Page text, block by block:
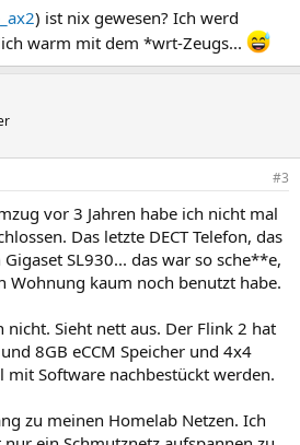
) ist nix gewesen? Ich werd
warm mit dem *wrt-Zeugs...
#3
vor 3 Jahren habe ich nicht mal
Das letzte DECT Telefon, das
SL930... das war so sche**e,
Wohnung kaum noch benutzt habe.
Sieht nett aus. Der Flink 2 hat
8GB eCCM Speicher und 4x4
Software nachbestückt werden.
zu meinen Homelab Netzen. Ich